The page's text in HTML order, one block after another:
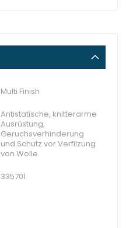
Multi Finish
Antistatische, knitterarme
Ausrüstung,
Geruchsverhinderung
und Schutz vor Verfilzung
von Wolle.
335701